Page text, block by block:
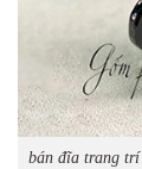
bán đĩa trang trí